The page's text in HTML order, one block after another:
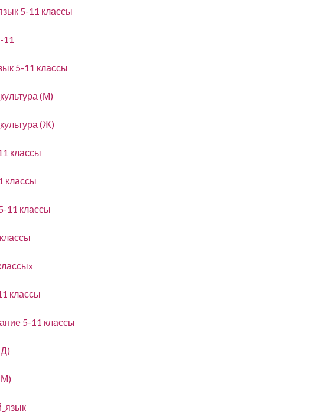
5-11 классы
11
5-11 классы
(М)
(Ж)
классы
классы
11 классы
классы
5-11 классы